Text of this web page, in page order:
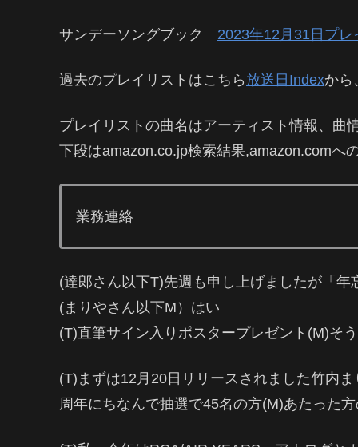
サンデーソングブック 2023年12月31日プ
過去のプレイリストはこちら 放送日Indexから
プレイリストの曲名はアーティスト情報、曲
下段はamazon.co.jp検索結果,amazon.comへ
業務連絡
(達郎さん以下T)先週も申し上げましたが「
(まりやさん以下M）はい
(T)直筆サイン入りポスタープレゼント(M)そ
(T)まずは12月20日リリースされました竹内
周年にちなんで抽選で45名の方(M)あたった